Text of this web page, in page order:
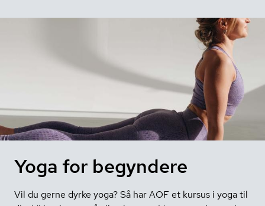
Yoga for begyndere
Vil du gerne dyrke yoga? Så har AOF et kursus i yoga til